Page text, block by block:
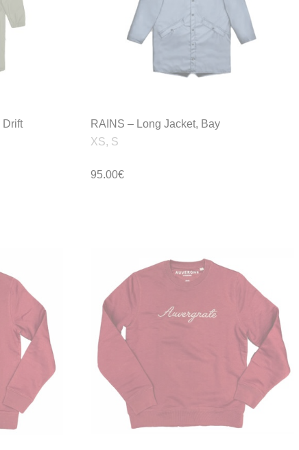
Drift
RAINS – Long Jacket, Bay
XS, S
95.00€